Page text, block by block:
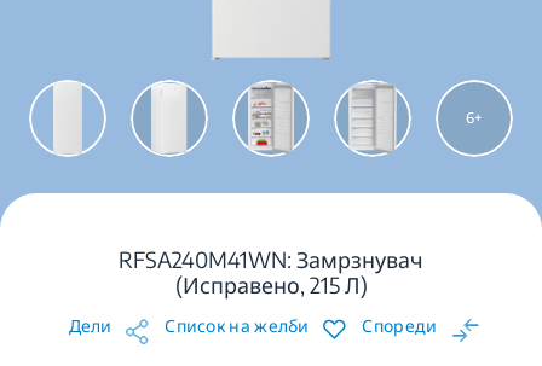
6
RFSA240M41WN: Замрзнувач
(Исправено, 215 Л)
Дели Список на желби Спореди